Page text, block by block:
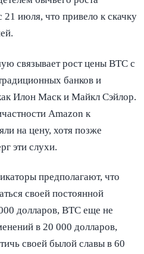
июля, что привело к скачку
связывает рост цены BTC с
банков и
Илон Маск и Майкл Сэйлор.
Amazon к
на цену, хотя позже
эти слухи.
предполагают, что
своей постоянной
долларов, BTC еще не
в 20 000 долларов,
своей былой славы в 60